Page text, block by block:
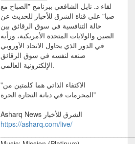
لقاء د. نايل الشافعي ببرنامج "الصباح مع
صبا" على قناة الشرق للأخبار للحديث عن
حالة التنافسية في سوق الرقائق بين
الصين والولايات المتحدة الأمريكية، ورأيه
في الدور الذي يحاول الاتحاد الأوروبي
صنعه لنفسه في سوق الرقائق
الإلكترونية العالمي.
"الاكتفاء الذاتي هما كلمتين من
المحرمات في ديانة التجارة الحرة"
Asharq News الشرق للأخبار
https://asharq.com/live/